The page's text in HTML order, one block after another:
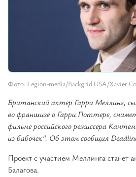
Фото: Legion-media/Backgrid USA/Xavier
Британский актер Гарри Меллинг,
во франшизе о Гарри Поттере,
фильме российского режиссера
из бабочек". Об этом сообщил
Проект с участием Меллинга станет
Балагова.